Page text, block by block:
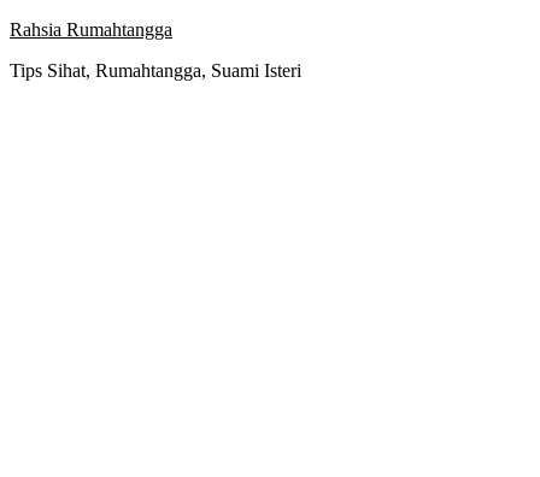
Skip
content
Rahsia Rumahtangga
Tips Sihat, Rumahtangga, Suami Isteri